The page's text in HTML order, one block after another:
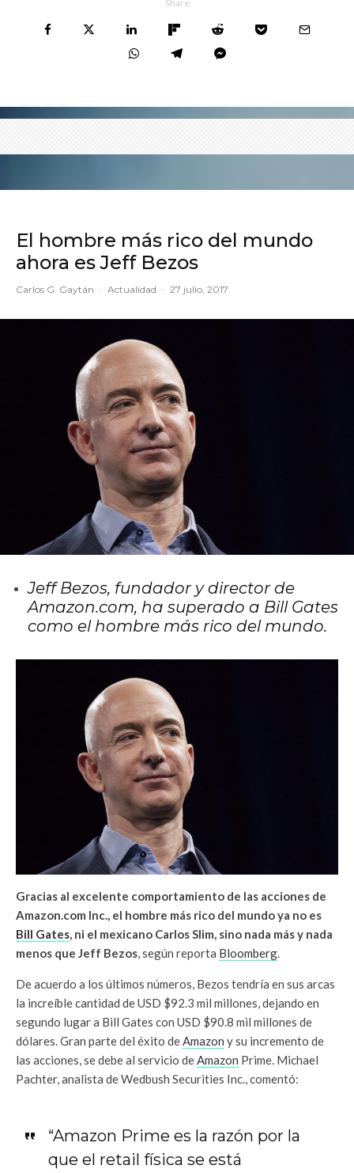
Share
El hombre más rico del mundo
ahora es Jeff Bezos
Carlos G. Gaytán · Actualidad · 27 julio, 2017
Jeff Bezos, fundador y director de
Amazon.com, ha superado a Bill Gates
como el hombre más rico del mundo.
Gracias al excelente comportamiento de las acciones de
Amazon.com Inc., el hombre más rico del mundo ya no es
Bill Gates, ni el mexicano Carlos Slim, sino nada más y nada
menos que Jeff Bezos, según reporta Bloomberg.
De acuerdo a los últimos números, Bezos tendría en sus arcas
la increíble cantidad de USD $92.3 mil millones, dejando en
segundo lugar a Bill Gates con USD $90.8 mil millones de
dólares. Gran parte del éxito deAmazon y su incremento de
las acciones, se debe al servicio deAmazon Prime. Michael
Pachter, analista de Wedbush Securities Inc., comentó:
“Amazon Prime es la razón por la
que el retail física se está